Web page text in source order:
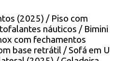
(2025) / Piso com
náuticos / Bimini
com fechamentos
base retrátil / Sofá em U